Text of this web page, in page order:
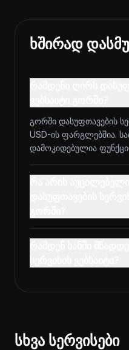
ხშირად
გორში დასუფთავების
USD-ის ფარგლებშია.
დამოკიდებულია
სხვა სერვისები